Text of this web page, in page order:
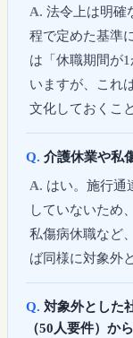
法令上は明確
程で定めた基準
は「休職期間が
いますが、これ
文化しておくこ
介護休業や私
はい。施行通
していないため
私傷病休職など
ば同様に対象外
対象外とした
（50人要件）か